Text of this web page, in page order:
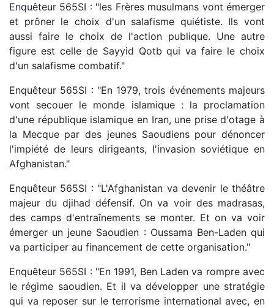
Enquêteur 565SI : "les Frères musulmans vont émerger
et prôner le choix d'un salafisme quiétiste. Ils vont
aussi faire le choix de l'action publique. Une autre
figure est celle de Sayyid Qotb qui va faire le choix
d'un salafisme combatif."
Enquêteur 565SI : "En 1979, trois événements majeurs
vont secouer le monde islamique : la proclamation
d'une république islamique en Iran, une prise d'otage à
la Mecque par des jeunes Saoudiens pour dénoncer
l'impiété de leurs dirigeants, l'invasion soviétique en
Afghanistan."
Enquêteur 565SI : "L'Afghanistan va devenir le théâtre
majeur du djihad défensif. On va voir des madrasas,
des camps d'entraînements se monter. Et on va voir
émerger un jeune Saoudien : Oussama Ben-Laden qui
va participer au financement de cette organisation."
Enquêteur 565SI : "En 1991, Ben Laden va rompre avec
le régime saoudien. Et il va développer une stratégie
qui va reposer sur le terrorisme international avec, en